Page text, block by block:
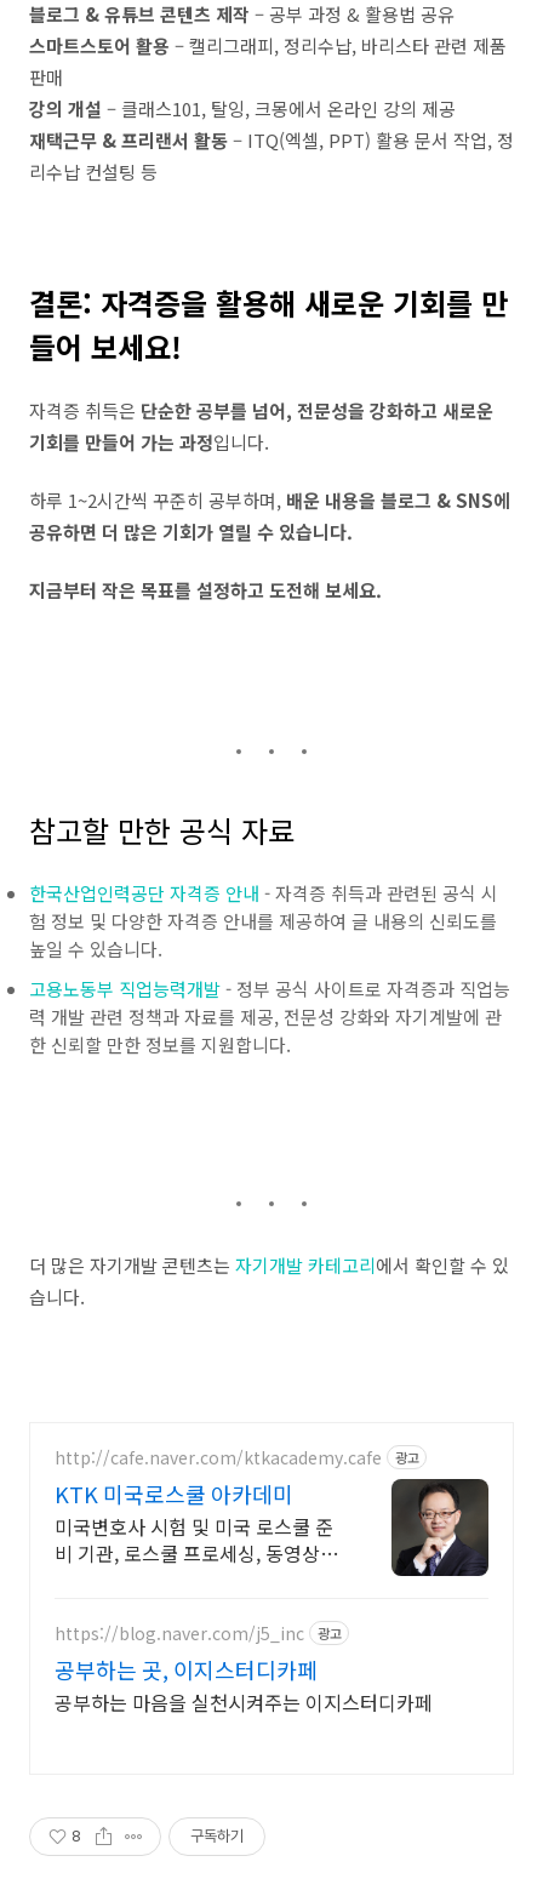
블로그 & 유튜브 콘텐츠 제작 – 공부 과정 & 활용법 공유
스마트스토어 활용 – 캘리그래피, 정리수납, 바리스타 관련 제품
판매
강의 개설 – 클래스101, 탈잉, 크몽에서 온라인 강의 제공
재택근무 & 프리랜서 활동– ITQ(엑셀, PPT) 활용 문서 작업, 정
리수납 컨설팅 등
결론: 자격증을 활용해 새로운 기회를 만
들어 보세요!
자격증 취득은 단순한 공부를 넘어, 전문성을 강화하고 새로운
기회를 만들어 가는 과정입니다.
하루 1~2시간씩 꾸준히 공부하며, 배운 내용을 블로그 & SNS에
공유하면 더 많은 기회가 열릴 수 있습니다.
지금부터 작은 목표를 설정하고 도전해 보세요.
참고할 만한 공식 자료
한국산업인력공단 자격증 안내 - 자격증 취득과 관련된 공식 시
험 정보 및 다양한 자격증 안내를 제공하여 글 내용의 신뢰도를
높일 수 있습니다.
고용노동부 직업능력개발- 정부 공식 사이트로 자격증과 직업능
력 개발 관련 정책과 자료를 제공, 전문성 강화와 자기계발에 관
한 신뢰할 만한 정보를 지원합니다.
더 많은 자기개발 콘텐츠는 자기개발 카테고리에서 확인할 수 있
습니다.
http://cafe.naver.com/ktkacademy.cafe 광고
KTK 미국로스쿨 아카데미
미국변호사 시험 및 미국 로스쿨 준
비 기관, 로스쿨 프로세싱, 동영상 강
https://blog.naver.com/j5_inc 광고
공부하는 곳, 이지스터디카페
공부하는 마음을 실천시켜주는 이지스터디카페
8 구독하기